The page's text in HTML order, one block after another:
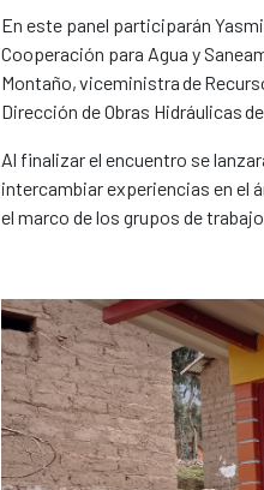
En este panel participarán
Cooperación para Agua y
Montaño, viceministra de
Dirección de Obras Hidráulicas
Al finalizar el encuentro se
intercambiar experiencias en el
el marco de los grupos de trabajo